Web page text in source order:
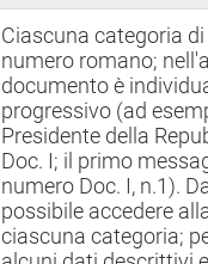
Ciascuna categoria
numero romano;
documento è
progressivo (ad
Presidente della
Doc. I; il primo
numero Doc. I, n.1).
possibile accedere
ciascuna categoria;